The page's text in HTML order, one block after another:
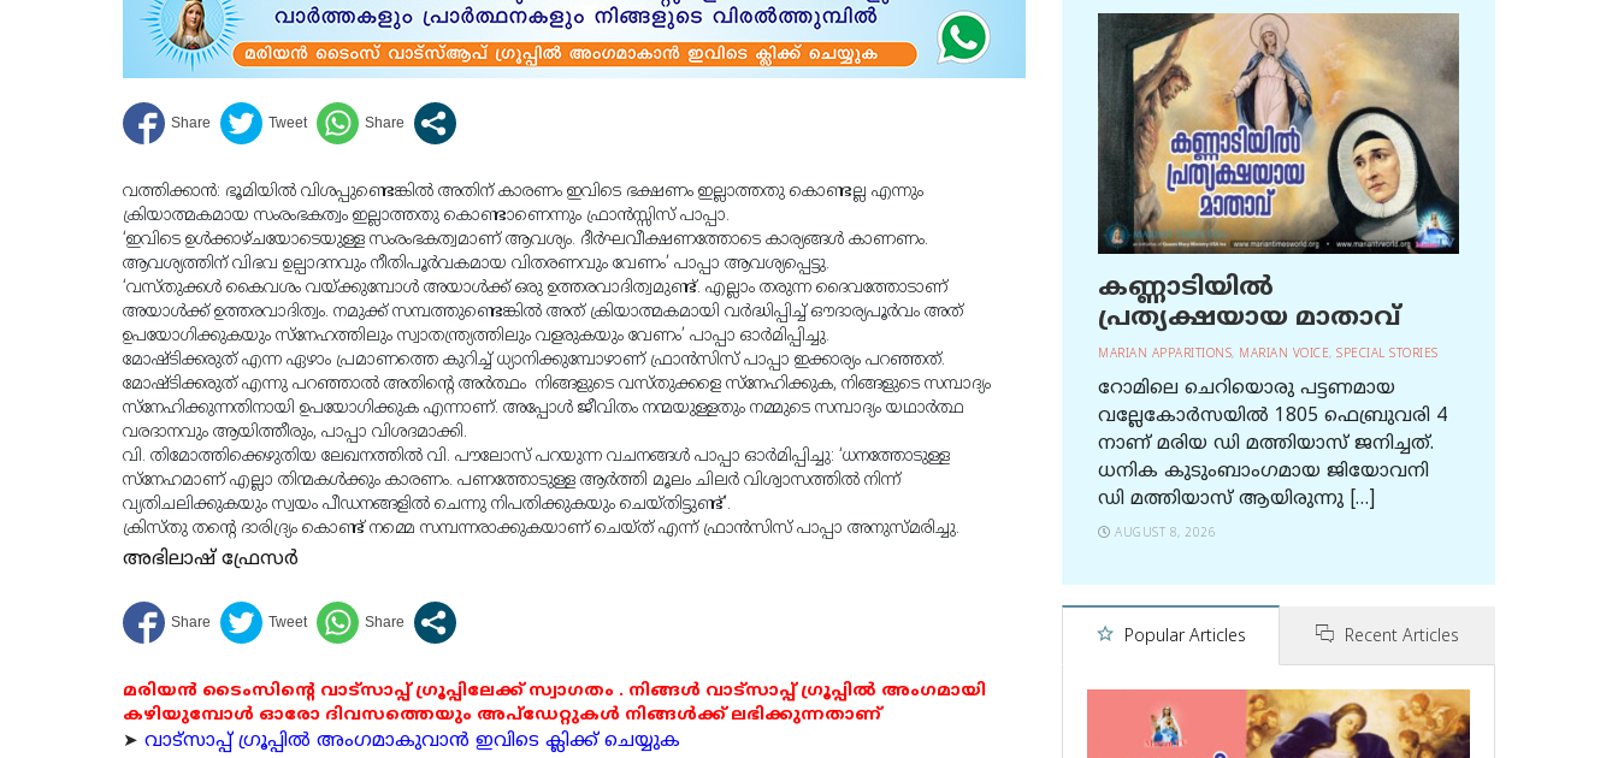
വത്തിക്കാന്‍: ഭൂമിയില്‍ വിശപ്പുണ്ടെങ്കില്‍ അതിന് കാരണം ഇവിടെ ഭക്ഷണം ഇല്ലാത്തതു കൊണ്ടല്ല എന്നും
ക്രിയാത്മകമായ സംരംഭകത്വം ഇല്ലാത്തതു കൊണ്ടാണെന്നും ഫ്രാന്‍സ്സിസ് പാപ്പാ.
‘ഇവിടെ ഉള്‍ക്കാഴ്ചയോടെയുള്ള സംരംഭകത്വമാണ് ആവശ്യം. ദീര്‍ഘവീക്ഷണത്തോടെ കാര്യങ്ങള്‍ കാണണം.
ആവശ്യത്തിന് വിഭവ ഉല്പാദനവും നീതിപൂര്‍വകമായ വിതരണവും വേണം’ പാപ്പാ ആവശ്യപ്പെട്ടു.
‘വസ്തുക്കള്‍ കൈവശം വയ്ക്കുമ്പോള്‍ അയാള്‍ക്ക് ഒരു ഉത്തരവാദിത്വമുണ്ട്. എല്ലാം തരുന്ന ദൈവത്തോടാണ്
അയാള്‍ക്ക് ഉത്തരവാദിത്വം. നമുക്ക് സമ്പത്തുണ്ടെങ്കില്‍ അത് ക്രിയാത്മകമായി വര്‍ദ്ധിപ്പിച്ച് ഔദാര്യപൂര്‍വം അത്
ഉപയോഗിക്കുകയും സ്‌നേഹത്തിലും സ്വാതന്ത്ര്യത്തിലും വളരുകയും വേണം’ പാപ്പാ ഓര്‍മിപ്പിച്ചു.
മോഷ്ടിക്കരുത് എന്ന ഏഴാം പ്രമാണത്തെ കുറിച്ച് ധ്യാനിക്കുമ്പോഴാണ് ഫ്രാന്‍സിസ് പാപ്പാ ഇക്കാര്യം പറഞ്ഞത്.
മോഷ്ടിക്കരുത് എന്നു പറഞ്ഞാല്‍ അതിന്റെ അര്‍ത്ഥം നിങ്ങളുടെ വസ്തുക്കളെ സ്‌നേഹിക്കുക, നിങ്ങളുടെ സമ്പാദ്യം
സ്‌നേഹിക്കുന്നതിനായി ഉപയോഗിക്കുക എന്നാണ്. അപ്പോള്‍ ജീവിതം നന്മയുള്ളതും നമ്മുടെ സമ്പാദ്യം യഥാര്‍ത്ഥ
വരദാനവും ആയിത്തീരും, പാപ്പാ വിശദമാക്കി.
വി. തിമോത്തിക്കെഴുതിയ ലേഖനത്തില്‍ വി. പൗലോസ് പറയുന്ന വചനങ്ങള്‍ പാപ്പാ ഓര്‍മിപ്പിച്ചു: ‘ധനത്തോടുള്ള
സ്‌നേഹമാണ് എല്ലാ തിന്മകള്‍ക്കും കാരണം. പണത്തോടുള്ള ആര്‍ത്തി മൂലം ചിലര്‍ വിശ്വാസത്തില്‍ നിന്ന്
വ്യതിചലിക്കുകയും സ്വയം പീഡനങ്ങളില്‍ ചെന്നു നിപതിക്കുകയും ചെയ്തിട്ടുണ്ട്’.
ക്രിസ്തു തന്റെ ദാരിദ്ര്യം കൊണ്ട് നമ്മെ സമ്പന്നരാക്കുകയാണ് ചെയ്ത് എന്ന് ഫ്രാന്‍സിസ് പാപ്പാ അനുസ്മരിച്ചു.
അഭിലാഷ് ഫ്രേസര്‍
മരിയൻ ടൈംസിന്റെ വാട്സാപ്പ് ഗ്രൂപ്പിലേക്ക് സ്വാഗതം . നിങ്ങൾ വാട്സാപ്പ് ഗ്രൂപ്പിൽ അംഗമായി
കഴിയുമ്പോൾ ഓരോ ദിവസത്തെയും അപ്ഡേറ്റുകൾ നിങ്ങൾക്ക് ലഭിക്കുന്നതാണ്
➤ വാട്സാപ്പ് ഗ്രൂപ്പിൽ അംഗമാകുവാൻ ഇവിടെ ക്ലിക്ക് ചെയ്യുക
കണ്ണാടിയില്‍
പ്രത്യക്ഷയായ മാതാവ്
MARIAN APPARITIONS, MARIAN VOICE, SPECIAL STORIES
റോമിലെ ചെറിയൊരു പട്ടണമായ
വല്ലേകോര്‍സയില്‍ 1805 ഫെബ്രുവരി 4
നാണ് മരിയ ഡി മത്തിയാസ് ജനിച്ചത്.
ധനിക കുടുംബാംഗമായ ജിയോവനി
ഡി മത്തിയാസ് ആയിരുന്നു […]
AUGUST 8, 2026
Popular Articles Recent Articles